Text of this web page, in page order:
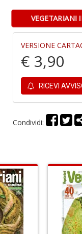
VEGETARIANI
VERSIONE
€ 3,90
RICEVI
Condividi: